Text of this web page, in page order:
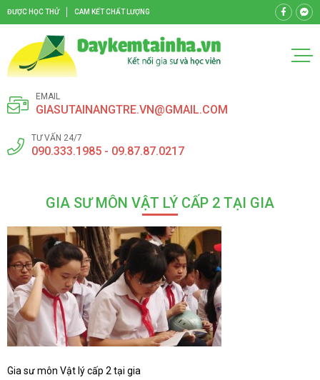
ĐƯỢC HỌC THỬ CAM KẾT CHẤT LƯỢNG
EMAIL
GIASUTAINANGTRE.VN@GMAIL.COM
TƯ VẤN 24/7
090.333.1985 - 09.87.87.0217
GIA SƯ MÔN VẬT LÝ CẤP 2 TẠI GIA
Gia sư môn Vật lý cấp 2 tại gia